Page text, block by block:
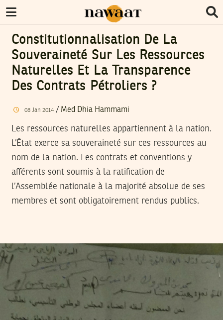
Constitutionnalisation De La
Souveraineté Sur Les Ressources
Naturelles Et La Transparence
Des Contrats Pétroliers ?
08 Jan 2014/ Med Dhia Hammami
Les ressources naturelles appartiennent à la nation.
L’État exerce sa souveraineté sur ces ressources au
nom de la nation. Les contrats et conventions y
afférents sont soumis à la ratification de
l’Assemblée nationale à la majorité absolue de ses
membres et sont obligatoirement rendus publics.